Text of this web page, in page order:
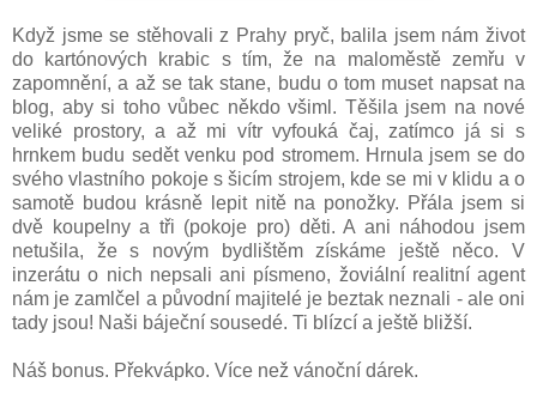
Když jsme se stěhovali z Prahy pryč, balila jsem nám život
do kartónových krabic s tím, že na maloměstě zemřu v
zapomnění, a až se tak stane, budu o tom muset napsat na
blog, aby si toho vůbec někdo všiml. Těšila jsem na nové
veliké prostory, a až mi vítr vyfouká čaj, zatímco já si s
hrnkem budu sedět venku pod stromem. Hrnula jsem se do
svého vlastního pokoje s šicím strojem, kde se mi v klidu a o
samotě budou krásně lepit nitě na ponožky. Přála jsem si
dvě koupelny a tři (pokoje pro) děti. A ani náhodou jsem
netušila, že s novým bydlištěm získáme ještě něco. V
inzerátu o nich nepsali ani písmeno, žoviální realitní agent
nám je zamlčel a původní majitelé je beztak neznali - ale oni
tady jsou! Naši báječní sousedé. Ti blízcí a ještě bližší.
Náš bonus. Překvápko. Více než vánoční dárek.